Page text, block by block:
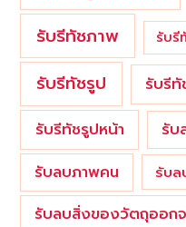
รับรีทัชภาพ รับรี
รับรีทัชรูป
รับรี
รับรีทัชรูปหน้า
รับ
รับลบภาพคน
รับล
รับลบสิ่งของวัตถุออก